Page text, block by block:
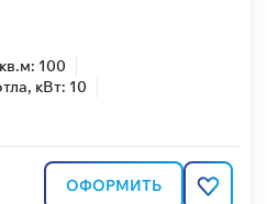
100
кВт: 10
ОФОРМИТЬ